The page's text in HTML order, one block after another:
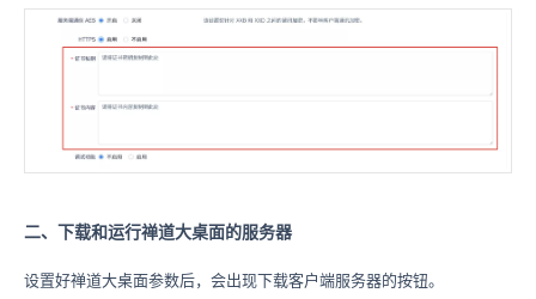
二、下载和运行禅道大桌面的服务器
设置好禅道大桌面参数后，会出现下载客户端服务器的按钮。